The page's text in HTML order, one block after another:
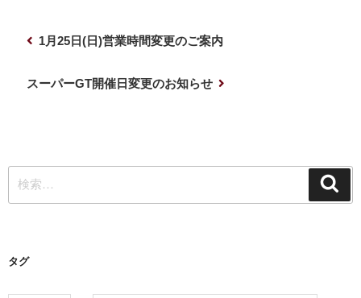
シ
ョ
1月25日(日)営業時間変更のご案内
スーパーGT開催日変更のお知らせ
索:
タグ